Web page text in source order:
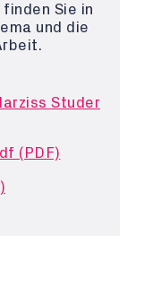
Sie in
und die
Studer
(PDF)